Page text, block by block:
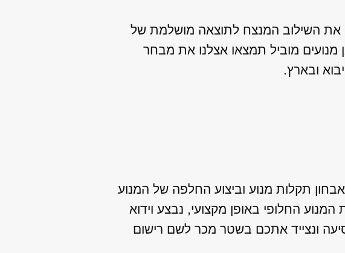
את השילוב המנצח לתוצאה מושלמת של
מנועים מוביל תמצאו אצלנו את מבחר
ובארץ.
תקלות מנוע וביצוע החלפה של המנוע
החלופי באופן מקצועי, נבצע וידוא
ונצייד אתכם בשטר מכר לשם רישום